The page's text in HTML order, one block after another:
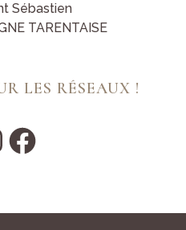
Sébastien
TARENTAISE
LES RÉSEAUX !